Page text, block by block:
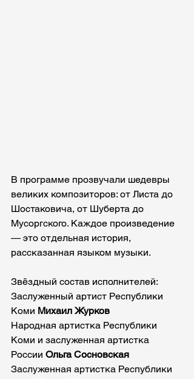
В программе прозвучали шедевры
великих композиторов: от Листа до
Шостаковича, от Шуберта до
Мусоргского. Каждое произведение
— это отдельная история,
рассказанная языком музыки.
Звёздный состав исполнителей:
Заслуженный артист Республики
Коми Михаил Журков
Народная артистка Республики
Коми и заслуженная артистка
России Ольга Сосновская
Заслуженная артистка Республики